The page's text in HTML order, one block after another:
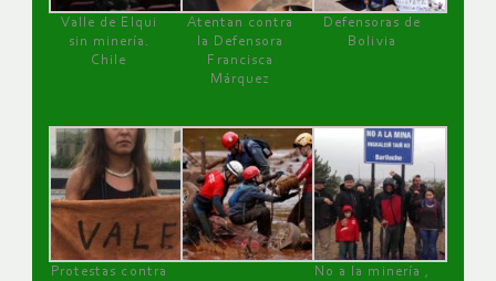
Valle de Elqui
sin minería.
Chile
Atentan contra
la Defensora
Francisca
Márquez
Defensoras de
Bolivia
Protestas contra
No a la minería ,